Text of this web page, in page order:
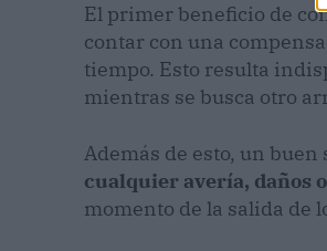
El primer beneficio de
contar con una
tiempo. Esto resulta
mientras se busca otro
Además de esto, un
cualquier avería, daños
momento de la salida de